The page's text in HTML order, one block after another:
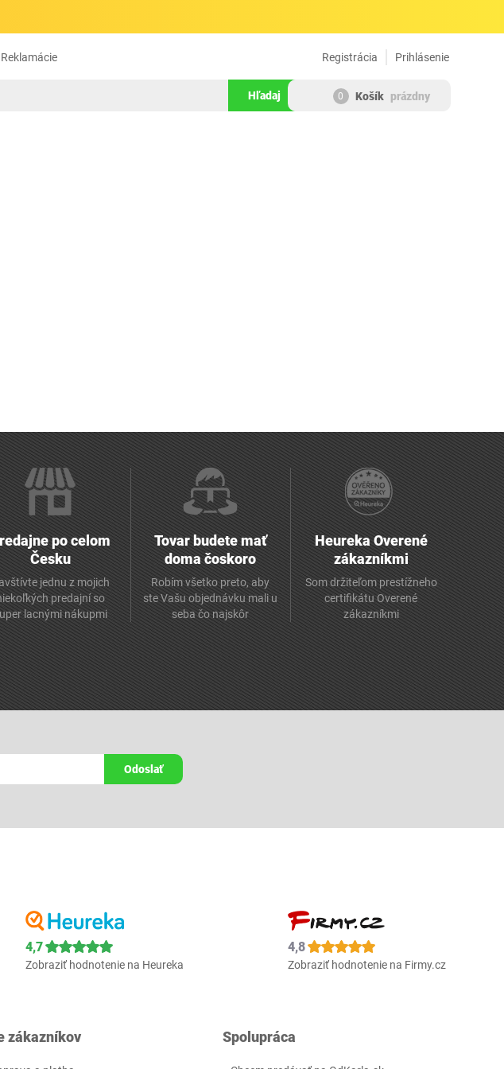
Reklamácie Prihlásenie
Registrácia
Hľadaj 0 Košík prázdny
po celom
Česku
jednu z mojich
predajní so
lacnými nákupmi
Tovar budete mať
doma čoskoro
Robím všetko preto, aby
ste Vašu objednávku mali u
seba čo najskôr
Heureka Overené
zákazníkmi
Som držiteľom prestížneho
certifikátu Overené
zákazníkmi
Odoslať
4,7
Zobraziť hodnotenie na Heureka
4,8
Zobraziť hodnotenie na Firmy.cz
zákazníkov Spolupráca